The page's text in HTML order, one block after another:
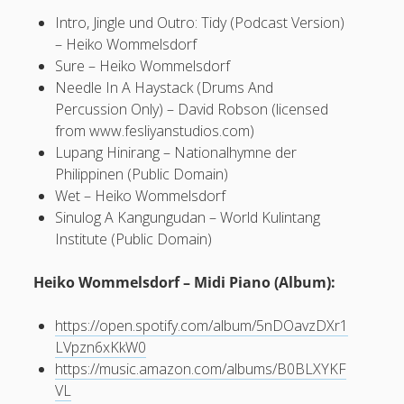
#12 Heide Kresse: Pain Nurses – Fortbildungen und Brückenkurse,
Interesse oder Verpflichtung?
#11 Lutz Höper: Tattoos, Piercings, Modifications: Körperschmuck,
Schmerzen und Lokalanästhetika
#10 Alex Glisoska: Recht – Wer darf, kann oder muss was, wann
oder wie in der Schmerztherapie?
#09 Andrea Beerbaum: Esoterik? Reiki, Energien und Heilpraktik
#08 Carolin: Trauma, Borderline, Dissoziation und Depression
Betäubungsmittel
#06 Anna-Mia Klüpfel: Menschen mit Behinderungen –
#05 Tim Reinhold: Schmerztherapie in der Pflege – Möglichkeiten
#04 Rica und die Schmerzmittel (1/2): freiverkäuflich,
rezeptpflichtig oder selbst hergestellt
#03 Carmen Dütsch & Oliver Sablowski: Traditionelle Chinesische
Medizin, Akupunktur, QiGong u.v.m.
Schreib mir:
Ihr Name
Ihre E-Mail-Adresse
Intro, Jingle und Outro: Tidy (Podcast Version)
– Heiko Wommelsdorf
Sure – Heiko Wommelsdorf
Needle In A Haystack (Drums And
Percussion Only) – David Robson (licensed
from www.fesliyanstudios.com)
Lupang Hinirang – Nationalhymne der
Philippinen (Public Domain)
Wet – Heiko Wommelsdorf
Sinulog A Kangungudan – World Kulintang
Institute (Public Domain)
Heiko Wommelsdorf – Midi Piano (Album):
https://open.spotify.com/album/5nDOavzDXr1
LVpzn6xKkW0
https://music.amazon.com/albums/B0BLXYKF
VL